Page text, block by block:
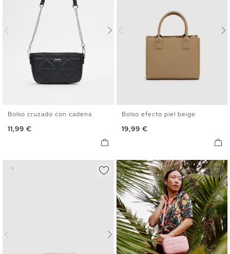
Bolso cruzado con cadena
Precio
11,99 €
Bolso efecto piel beige
Precio
19,99 €